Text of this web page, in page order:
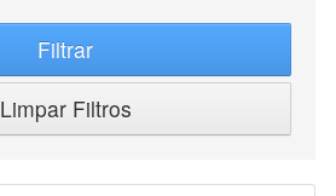
Filtrar
Limpar Filtros